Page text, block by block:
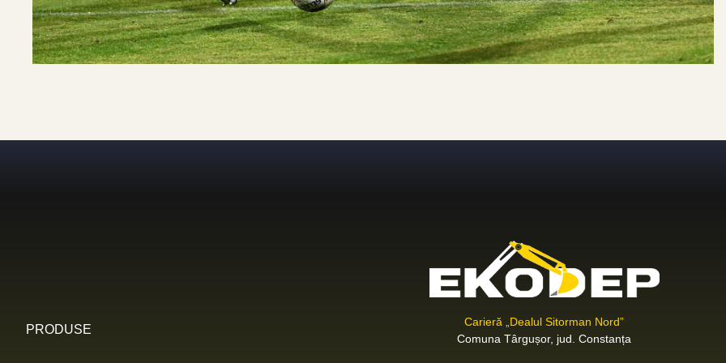
PRODUSE
Carieră „Dealul Sitorman Nord”
Comuna Târgușor, jud. Constanța